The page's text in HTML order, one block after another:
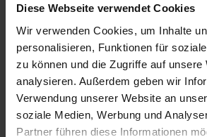
Diese Webseite verwendet Cookies
Wir verwenden Cookies, um Inhalte
personalisieren, Funktionen für
zu können und die Zugriffe auf unsere
analysieren. Außerdem geben wir
Verwendung unserer Website an
soziale Medien, Werbung und
Partner führen diese Informationen
MEHR ERFAHREN
„CAD Start 3D“ –
Bearbeitung mit 3D-CAD-
Basic